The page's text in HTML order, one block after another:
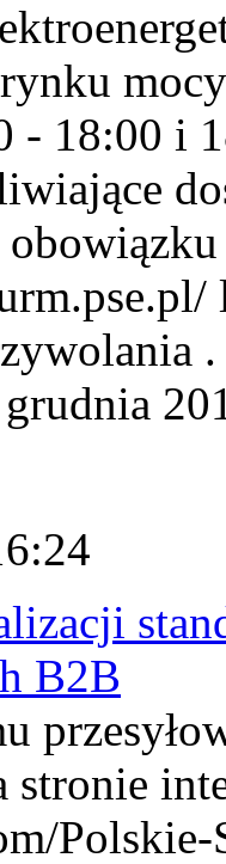
- 18:00 i
B2B
stronie
Polskie-